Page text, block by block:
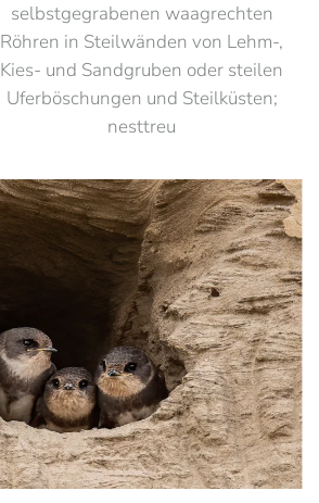
selbstgegrabenen waagrechten
Röhren in Steilwänden von Lehm-,
Kies- und Sandgruben oder steilen
Uferböschungen und Steilküsten;
nesttreu
Ansehen